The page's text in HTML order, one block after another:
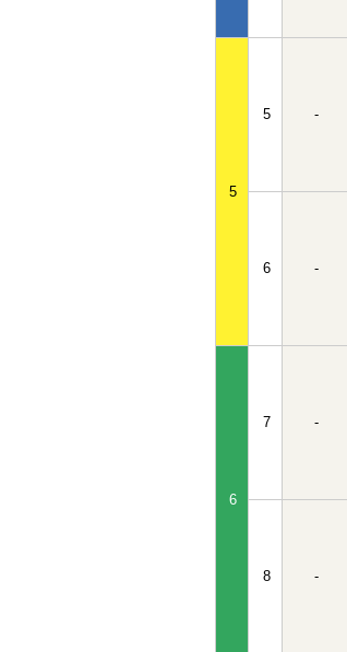
5
5 -
6 -
6
7 -
8 -